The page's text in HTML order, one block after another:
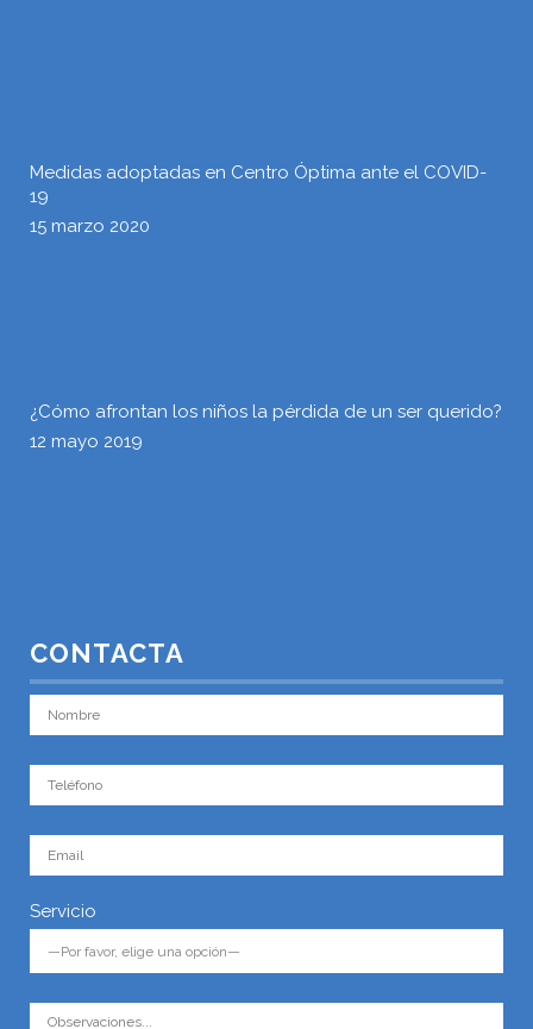
Medidas adoptadas en Centro Óptima ante el COVID-
19
15 marzo 2020
¿Cómo afrontan los niños la pérdida de un ser querido?
12 mayo 2019
CONTACTA
Servicio